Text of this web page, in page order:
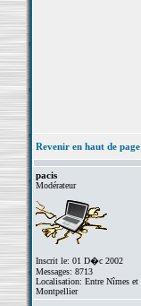
Revenir en haut de page
pacis
Modérateur
Inscrit le: 01 D�c 2002
Messages: 8713
Localisation: Entre Nîmes et
Montpellier